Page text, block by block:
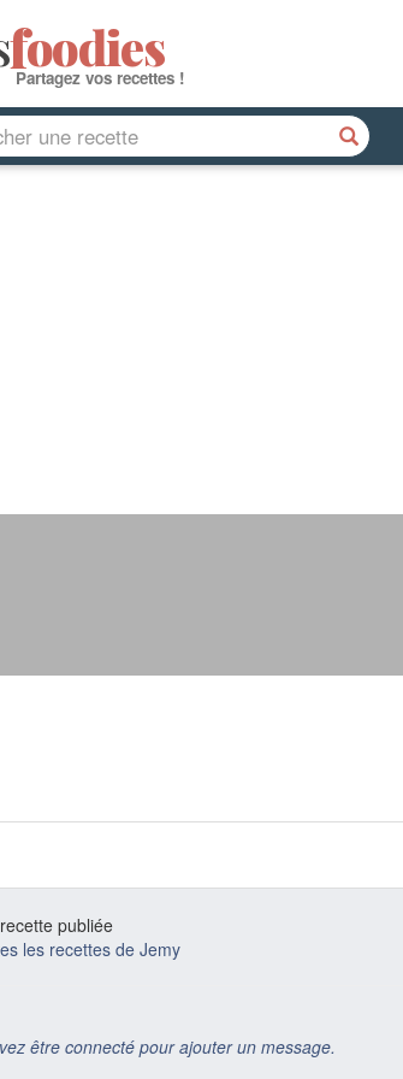
foodies
Partagez vos recettes !
publiée
les recettes de Jemy
être connecté pour ajouter un message.